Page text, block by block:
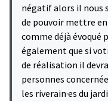
négatif alors il nous
de pouvoir mettre
comme déjà
également que si
de réalisation il
personnes
les riverain·es du